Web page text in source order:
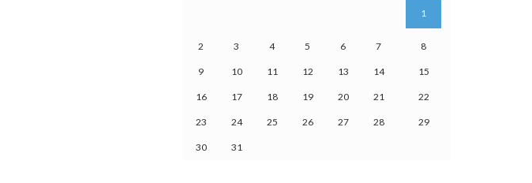
1
2 3 4 5 6 7 8
9 10 11 12 13 14 15
16 17 18 19 20 21 22
23 24 25 26 27 28 29
30 31